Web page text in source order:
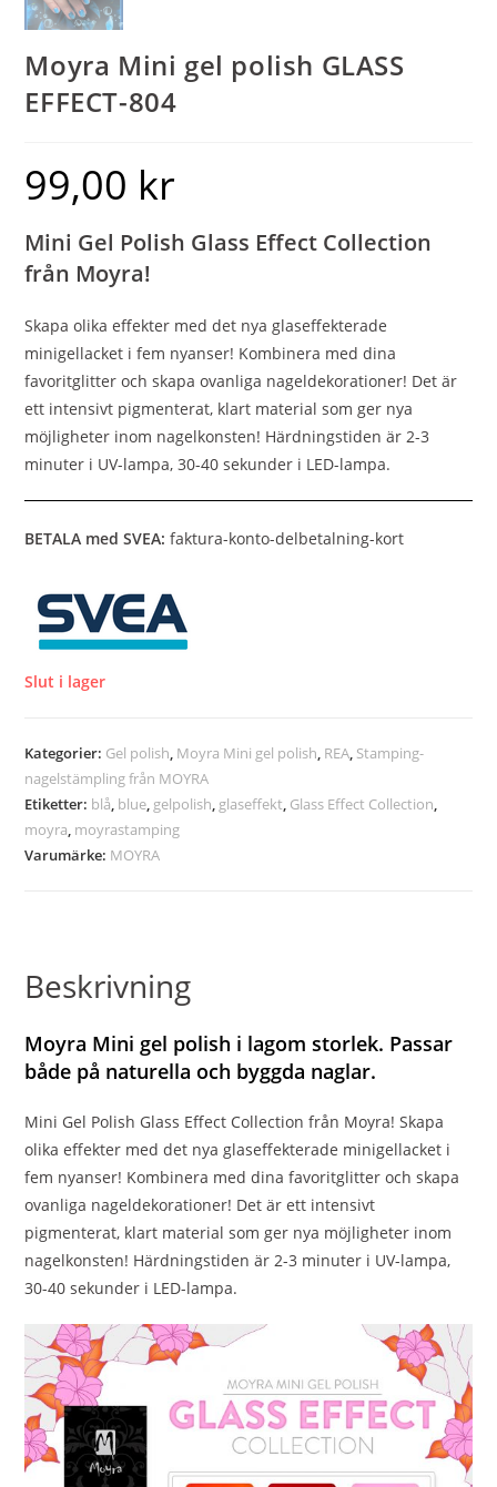
Moyra Mini gel polish GLASS
EFFECT-804
99,00 kr
Mini Gel Polish Glass Effect Collection
från Moyra!
Skapa olika effekter med det nya glaseffekterade
minigellacket i fem nyanser! Kombinera med dina
favoritglitter och skapa ovanliga nageldekorationer! Det är
ett intensivt pigmenterat, klart material som ger nya
möjligheter inom nagelkonsten! Härdningstiden är 2-3
minuter i UV-lampa, 30-40 sekunder i LED-lampa.
BETALA med SVEA: faktura-konto-delbetalning-kort
Slut i lager
Kategorier: Gel polish Moyra Mini gel polish REA Stamping-
nagelstämpling från MOYRA
Etiketter: blå blue gelpolish glaseffekt Glass Effect Collection
moyra moyrastamping
Varumärke: MOYRA
Beskrivning
Moyra Mini gel polish i lagom storlek. Passar
både på naturella och byggda naglar.
Mini Gel Polish Glass Effect Collection från Moyra! Skapa
olika effekter med det nya glaseffekterade minigellacket i
fem nyanser! Kombinera med dina favoritglitter och skapa
ovanliga nageldekorationer! Det är ett intensivt
pigmenterat, klart material som ger nya möjligheter inom
nagelkonsten! Härdningstiden är 2-3 minuter i UV-lampa,
30-40 sekunder i LED-lampa.